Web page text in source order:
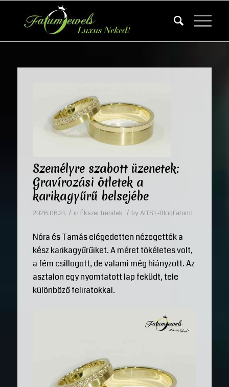
Személyre szabott üzenetek:
Gravírozási ötletek a
karikagyűrű belsejébe
2026.06.21. / in Ékszer trendek / by AITST-BlogFatumJ
Nóra és Tamás elégedetten nézegették a
kész karikagyűrűiket. A méret tökéletes volt,
a fém csillogott, de valami még hiányzott. Az
asztalon egy nyomtatott lap feküdt, tele
különböző feliratokkal.